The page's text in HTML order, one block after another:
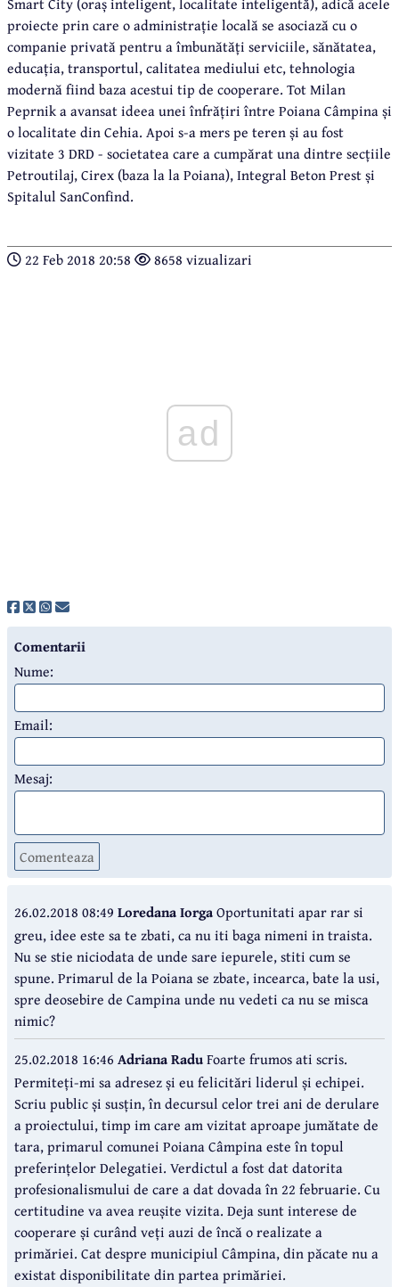
proiecte prin care o administrație locală se asociază cu o
companie privată pentru a îmbunătăți serviciile, sănătatea,
educația, transportul, calitatea mediului etc, tehnologia
modernă fiind baza acestui tip de cooperare. Tot Milan
Peprnik a avansat ideea unei înfrățiri între Poiana Câmpina și
o localitate din Cehia. Apoi s-a mers pe teren și au fost
vizitate 3 DRD - societatea care a cumpărat una dintre secțiile
Petroutilaj, Cirex (baza la la Poiana), Integral Beton Prest și
Spitalul SanConfind.
22 Feb 2018 20:58 8658 vizualizari
ad
Comentarii
Nume:
Email:
Mesaj:
Comenteaza
26.02.2018 08:49 Loredana IorgaOportunitati apar rar si
greu, idee este sa te zbati, ca nu iti baga nimeni in traista.
Nu se stie niciodata de unde sare iepurele, stiti cum se
spune. Primarul de la Poiana se zbate, incearca, bate la usi,
spre deosebire de Campina unde nu vedeti ca nu se misca
nimic?
25.02.2018 16:46 Adriana RaduFoarte frumos ati scris.
Permiteți-mi sa adresez și eu felicitări liderul și echipei.
Scriu public și susțin, în decursul celor trei ani de derulare
a proiectului, timp im care am vizitat aproape jumătate de
tara, primarul comunei Poiana Câmpina este în topul
preferințelor Delegatiei. Verdictul a fost dat datorita
profesionalismului de care a dat dovada în 22 februarie. Cu
certitudine va avea reușite vizita. Deja sunt interese de
cooperare și curând veți auzi de încă o realizate a
primăriei. Cat despre municipiul Câmpina, din păcate nu a
existat disponibilitate din partea primăriei.